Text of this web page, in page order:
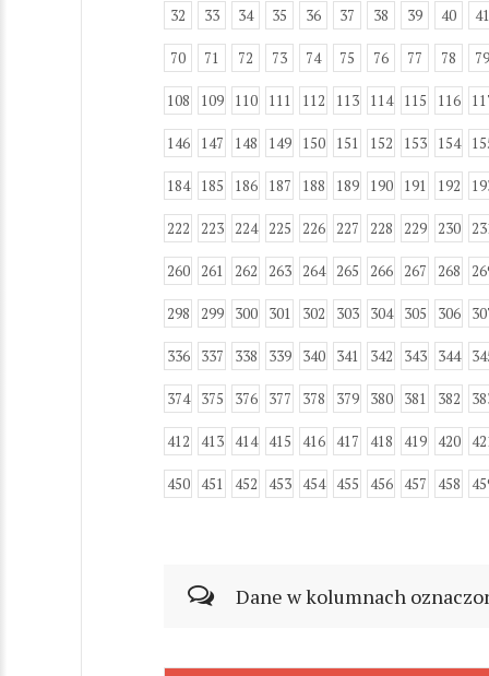
32 33 34 35 36 37 38 39 40 41
70 71 72 73 74 75 76 77 78 79
108 109 110 111 112 113 114 115 116
146 147 148 149 150 151 152 153 154
184 185 186 187 188 189 190 191 192
222 223 224 225 226 227 228 229 230
260 261 262 263 264 265 266 267 268
298 299 300 301 302 303 304 305 306
336 337 338 339 340 341 342 343 344
374 375 376 377 378 379 380 381 382
412 413 414 415 416 417 418 419 420
450 451 452 453 454 455 456 457 458
Dane w kolumnach